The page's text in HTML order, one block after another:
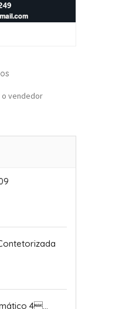
o vendedor
4...